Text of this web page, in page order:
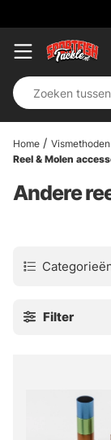
Home Vismethoden
Reel & Molen
Andere
Filter